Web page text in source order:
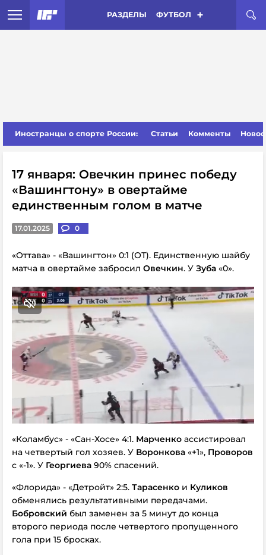
РАЗДЕЛЫ ФУТБОЛ
Иностранцы о спорте России: Статьи Комменты
17 января: Овечкин принес победу
«Вашингтону» в овертайме
единственным голом в матче
17.01.2025 0
«Оттава» - «Вашингтон» 0:1 (ОТ). Единственную шайбу
матча в овертайме забросил Овечкин. У Зуба «0».
«Коламбус» - «Сан-Хосе» 4:1. Марченко ассистировал
на четвертый гол хозяев. У Воронкова «+1», Проворов
с «-1». У Георгиева 90% спасений.
«Флорида» - «Детройт» 2:5. Тарасенко и Куликов
обменялись результативными передачами.
Бобровский был заменен за 5 минут до конца
второго периода после четвертого пропущенного
гола при 15 бросках.